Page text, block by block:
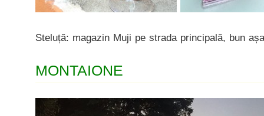
Steluță: magazin Muji pe strada principală, bun
MONTAIONE